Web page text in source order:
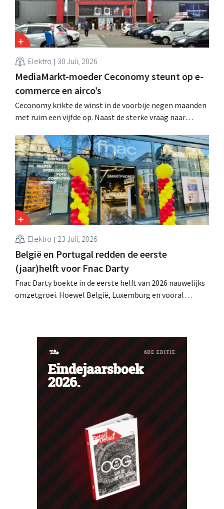
Elektro 30 Juli, 2026
MediaMarkt-moeder Ceconomy steunt op e-
commerce en airco’s
Ceconomy krikte de winst in de voorbije negen maanden
met ruim een vijfde op. Naast de sterke vraag naar
en de marktplaats bij aan de groei.
Elektro 23 Juli, 2026
België en Portugal redden de eerste
(jaar)helft voor Fnac Darty
Fnac Darty boekte in de eerste helft van 2026 nauwelijks
omzetgroei. Hoewel België, Luxemburg en vooral